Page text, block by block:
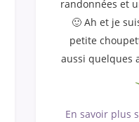
randonnées et
🙂 Ah et je
petite
aussi quelques
En savoir plus